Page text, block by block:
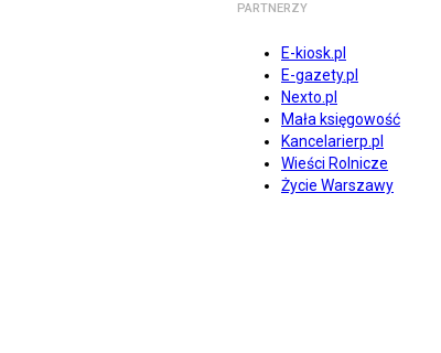
PARTNERZY
E-kiosk.pl
E-gazety.pl
Nexto.pl
Mała księgowość
Kancelarierp.pl
Wieści Rolnicze
Życie Warszawy